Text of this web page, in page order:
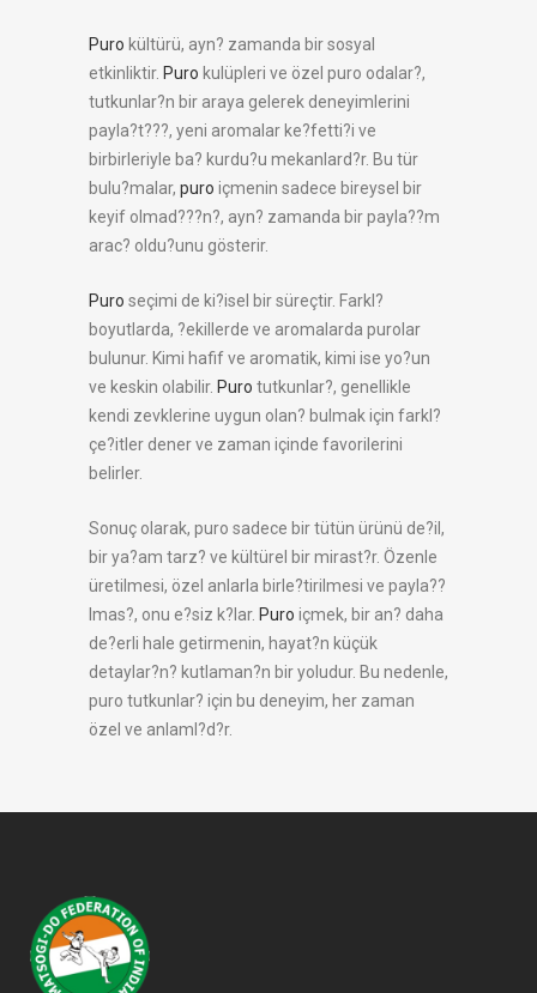
Puro kültürü, ayn? zamanda bir sosyal
etkinliktir. Puro kulüpleri ve özel puro odalar?,
tutkunlar?n bir araya gelerek deneyimlerini
payla?t???, yeni aromalar ke?fetti?i ve
birbirleriyle ba? kurdu?u mekanlard?r. Bu tür
bulu?malar, puro içmenin sadece bireysel bir
keyif olmad???n?, ayn? zamanda bir payla??m
arac? oldu?unu gösterir.
Puro seçimi de ki?isel bir süreçtir. Farkl?
boyutlarda, ?ekillerde ve aromalarda purolar
bulunur. Kimi hafif ve aromatik, kimi ise yo?un
ve keskin olabilir. Puro tutkunlar?, genellikle
kendi zevklerine uygun olan? bulmak için farkl?
çe?itler dener ve zaman içinde favorilerini
belirler.
Sonuç olarak, puro sadece bir tütün ürünü de?il,
bir ya?am tarz? ve kültürel bir mirast?r. Özenle
üretilmesi, özel anlarla birle?tirilmesi ve payla??
lmas?, onu e?siz k?lar. Puro içmek, bir an? daha
de?erli hale getirmenin, hayat?n küçük
detaylar?n? kutlaman?n bir yoludur. Bu nedenle,
puro tutkunlar? için bu deneyim, her zaman
özel ve anlaml?d?r.